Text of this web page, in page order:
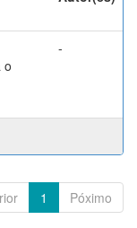
o
-
1 Póximo